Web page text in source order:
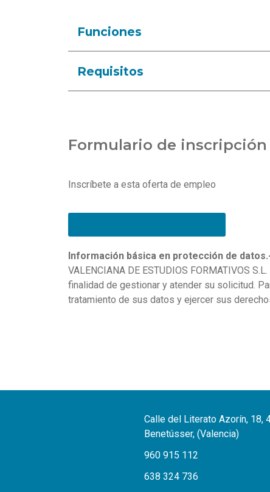
Funciones
Requisitos
Formulario de inscripción
Inscríbete a esta oferta de empleo
Información básica en protección de
VALENCIANA DE ESTUDIOS FORMATIVOS
finalidad de gestionar y atender su solicitud.
tratamiento de sus datos y ejercer sus
Calle del Literato Azorín, 18,
Benetússer, (Valencia)
960 915 112
638 324 736